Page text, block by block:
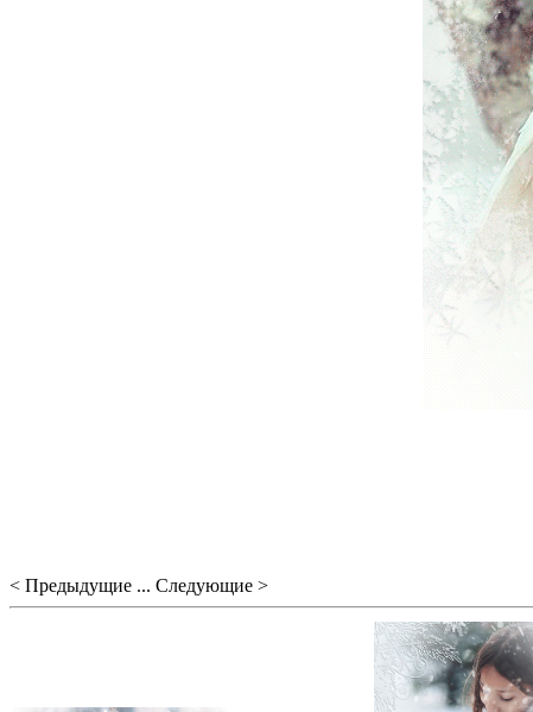
< Предыдущие ... Следующие >